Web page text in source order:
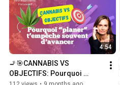
4:54
🚬🎯CANNABIS VS
OBJECTIFS: Pourquoi